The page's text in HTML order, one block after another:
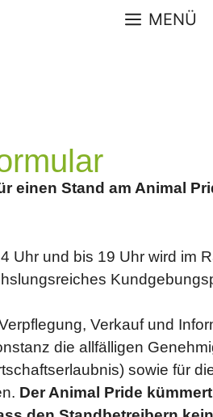
MENÜ
einen Stand am Animal
Uhr und bis 19 Uhr wird im
Verkauf und
die allfälligen
sowie für
Der Animal Pride